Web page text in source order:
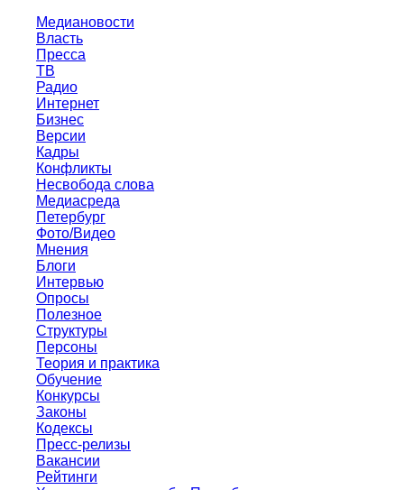
Медиановости
Власть
Пресса
ТВ
Радио
Интернет
Бизнес
Версии
Кадры
Конфликты
Несвобода слова
Медиасреда
Петербург
Фото/Видео
Мнения
Блоги
Интервью
Опросы
Полезное
Структуры
Персоны
Теория и практика
Обучение
Конкурсы
Законы
Кодексы
Пресс-релизы
Вакансии
Рейтинги